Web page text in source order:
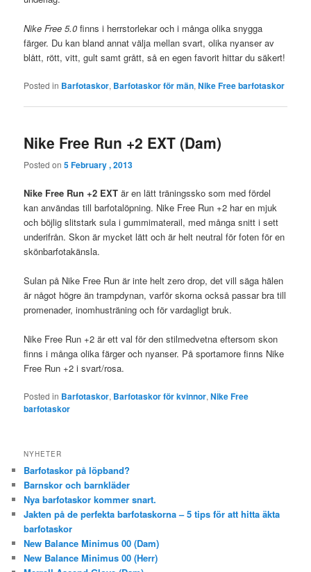
Nike Free 5.0 finns i herrstorlekar och i många olika snygga
färger. Du kan bland annat välja mellan svart, olika nyanser av
blått, rött, vitt, gult samt grått, så en egen favorit hittar du säkert!
Posted in Barfotaskor, Barfotaskor för män,Nike Free barfotaskor
Nike Free Run +2 EXT (Dam)
Posted on5 February , 2013
Nike Free Run +2 EXT är en lätt träningssko som med fördel
kan användas till barfotalöpning. Nike Free Run +2 har en mjuk
och böjlig slitstark sula i gummimaterail, med många snitt i sett
underifrån. Skon är mycket lätt och är helt neutral för foten för en
skönbarfotakänsla.
Sulan på Nike Free Run är inte helt zero drop, det vill säga hälen
är något högre än trampdynan, varför skorna också passar bra till
promenader, inomhusträning och för vardagligt bruk.
Nike Free Run +2 är ett val för den stilmedvetna eftersom skon
finns i många olika färger och nyanser. På sportamore finns Nike
Free Run +2 i svart/rosa.
Posted in Barfotaskor, Barfotaskor för kvinnor,Nike Free
barfotaskor
NYHETER
Barfotaskor på löpband?
Barnskor och barnkläder
Nya barfotaskor kommer snart.
Jakten på de perfekta barfotaskorna – 5 tips för att hitta äkta
barfotaskor
New Balance Minimus 00 (Dam)
New Balance Minimus 00 (Herr)